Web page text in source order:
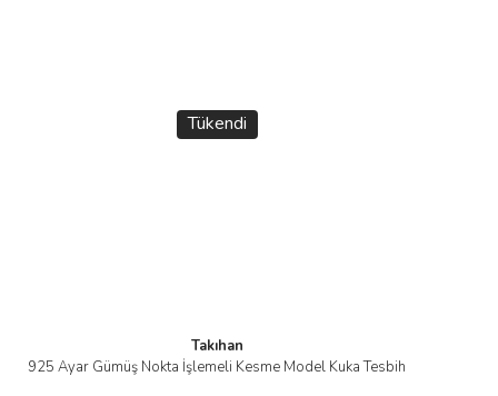
Tükendi
Takıhan
925 Ayar Gümüş Nokta İşlemeli Kesme Model Kuka Tesbih